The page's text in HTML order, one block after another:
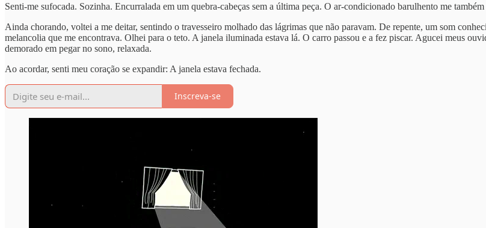
Senti-me sufocada. Sozinha. Encurralada em um quebra-cabeças sem a última peça. O ar-condicionado barulhento me
Ainda chorando, voltei a me deitar, sentindo o travesseiro molhado das lágrimas que não paravam. De repente, um som
melancolia que me encontrava. Olhei para o teto. A janela iluminada estava lá. O carro passou e a fez piscar. Agucei meus
demorado em pegar no sono, relaxada.
Ao acordar, senti meu coração se expandir: A janela estava fechada.
Inscreva-se